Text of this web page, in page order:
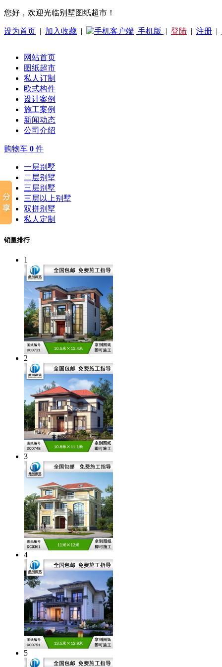
您好，欢迎光临别墅图纸超市！
设为首页 | 加入收藏 | 手机版 | 登陆 | 注册 |
网站首页
图纸超市
私人订制
欧式构件
设计案例
施工案例
新闻动态
公司介绍
购物车 0 件
一层别墅
二层别墅
三层别墅
三层以上别墅
双拼别墅
私人定制
销量排行
1
2
3
4
5